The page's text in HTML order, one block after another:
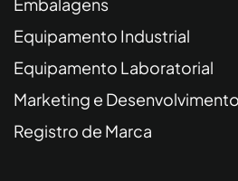
Embalagens
Equipamento Industrial
Equipamento Laboratorial
Marketing e
Registro de Marca